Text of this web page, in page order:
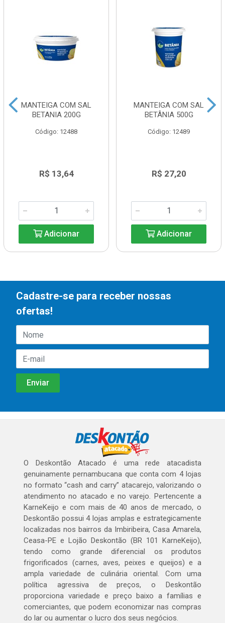
MANTEIGA COM SAL
BETANIA 200G
Código: 12488
R$ 13,64
Adicionar
MANTEIGA COM SAL
BETÂNIA 500G
Código: 12489
R$ 27,20
Adicionar
Cadastre-se para receber nossas
ofertas!
O Deskontão Atacado é uma rede atacadista
genuinamente pernambucana que conta com 4 lojas
no formato “cash and carry” atacarejo, valorizando o
atendimento no atacado e no varejo. Pertencente a
KarneKeijo e com mais de 40 anos de mercado, o
Deskontão possui 4 lojas amplas e estrategicamente
localizadas nos bairros da Imbiribeira, Casa Amarela,
Ceasa-PE e Lojão Deskontão (BR 101 KarneKeijo),
tendo como grande diferencial os produtos
frigorificados (carnes, aves, peixes e queijos) e a
ampla variedade de culinária oriental. Com uma
política agressiva de preços, o Deskontão
proporciona variedade e preço baixo a famílias e
comerciantes, que podem economizar nas compras
do lar ou aumentar o lucro dos seus negócios.